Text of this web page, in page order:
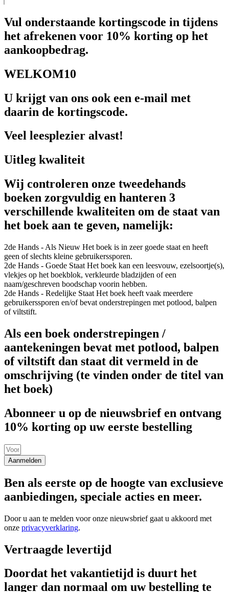
Vul onderstaande kortingscode in tijdens
het afrekenen voor 10% korting op het
aankoopbedrag.
WELKOM10
U krijgt van ons ook een e-mail met
daarin de kortingscode.
Veel leesplezier alvast!
Uitleg kwaliteit
Wij controleren onze tweedehands
boeken zorgvuldig en hanteren 3
verschillende kwaliteiten om de staat van
het boek aan te geven, namelijk:
2de Hands - Als Nieuw Het boek is in zeer goede staat en heeft
geen of slechts kleine gebruikerssporen.
2de Hands - Goede Staat Het boek kan een leesvouw, ezelsoortje(s),
vlekjes op het boekblok, verkleurde bladzijden of een
naam/geschreven boodschap voorin hebben.
2de Hands - Redelijke Staat Het boek heeft vaak meerdere
gebruikerssporen en/of bevat onderstrepingen met potlood, balpen
of viltstift.
Als een boek onderstrepingen /
aantekeningen bevat met potlood, balpen
of viltstift dan staat dit vermeld in de
omschrijving (te vinden onder de titel van
het boek)
Abonneer u op de nieuwsbrief en ontvang
10% korting op uw eerste bestelling
Aanmelden
Ben als eerste op de hoogte van exclusieve
aanbiedingen, speciale acties en meer.
Door u aan te melden voor onze nieuwsbrief gaat u akkoord met
onze privacyverklaring.
Vertraagde levertijd
Doordat het vakantietijd is duurt het
langer dan normaal om uw bestelling te